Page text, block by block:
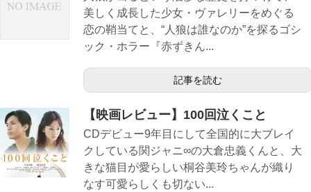
美しく成長した少女・ヴァレリーをめぐる
恋の鞘当てと、“人狼は誰なのか”を探るゴシ
ック・ホラー『赤ずきん...
記事を読む
【映画レビュー】100回泣くこと
CDデビュー9年目にして全国的に大ブレイ
クしている関ジャニ∞の大倉忠義くんと、大
きな猫目が愛らしい桐谷美玲ちゃんが織り
なす可愛らしくも切ない...